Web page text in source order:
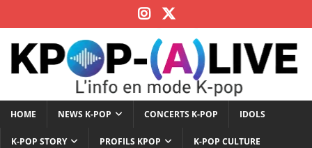
HOME NEWS K-POP CONCERTS K-POP IDOLS
K-POP STORY PROFILS KPOP K-POP CULTURE